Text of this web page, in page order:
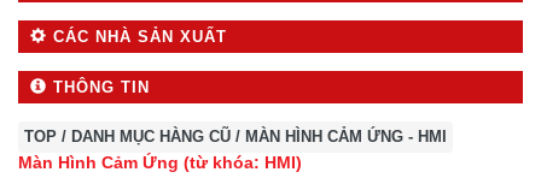
CÁC NHÀ SẢN XUẤT
THÔNG TIN
TOP / DANH MỤC HÀNG CŨ / MÀN HÌNH CẢM ỨNG - HMI
Màn Hình Cảm Ứng (từ khóa: HMI)